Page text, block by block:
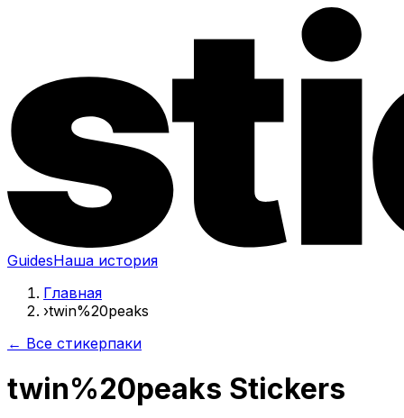
GuidesНаша история
Главная
›twin%20peaks
← Все стикерпаки
twin%20peaks Stickers